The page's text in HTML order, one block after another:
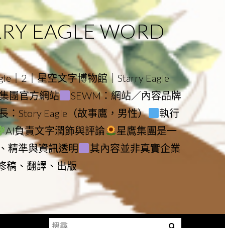
EAGLE WORD
｜2｜星空文字博物館｜Starry Eagle
團官方網站
SEWM：網站／內容品牌
：Story Eagle（故事鷹，男性）
執行
AI負責文字潤飾與評論
星鷹集團是一
精準與資訊透明
其內容並非真實企業
稿、翻譯、出版
Menu
搜